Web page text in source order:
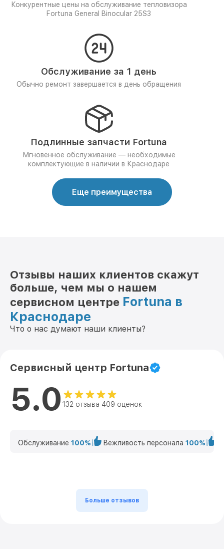
Конкурентные цены на обслуживание тепловизора
Fortuna General Binocular 25S3
Обслуживание за 1 день
Обычно ремонт завершается в день обращения
Подлинные запчасти Fortuna
Мгновенное обслуживание — необходимые
комплектующие в наличии в Краснодаре
Еще преимущества
Отзывы наших клиентов скажут
больше, чем мы о нашем
сервисном центре Fortuna в
Краснодаре
Что о нас думают наши клиенты?
Сервисный центр Fortuna
5.0 132 отзыва 409 оценок
Обслуживание 100% Вежливость персонала 100%
Больше отзывов